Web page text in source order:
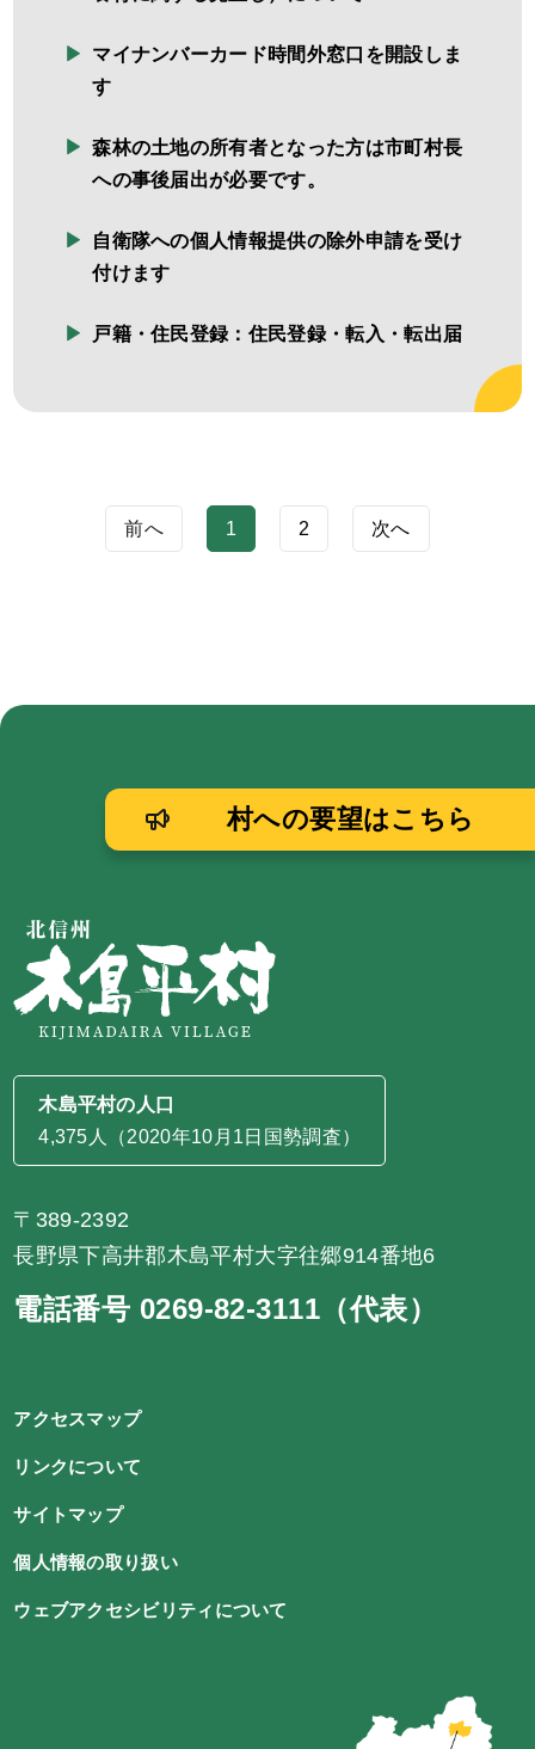
マイナンバーカード時間外窓口を開設しま
す
森林の土地の所有者となった方は市町村長
への事後届出が必要です。
自衛隊への個人情報提供の除外申請を受け
付けます
戸籍・住民登録：住民登録・転入・転出届
前へ 1 2 次へ
木島平村の人口
4,375人（2020年10月1日国勢調査）
〒389-2392
長野県下高井郡木島平村大字往郷914番地6
電話番号 0269-82-3111（代表）
村への要望はこちら
アクセスマップ
リンクについて
サイトマップ
個人情報の取り扱い
ウェブアクセシビリティについて